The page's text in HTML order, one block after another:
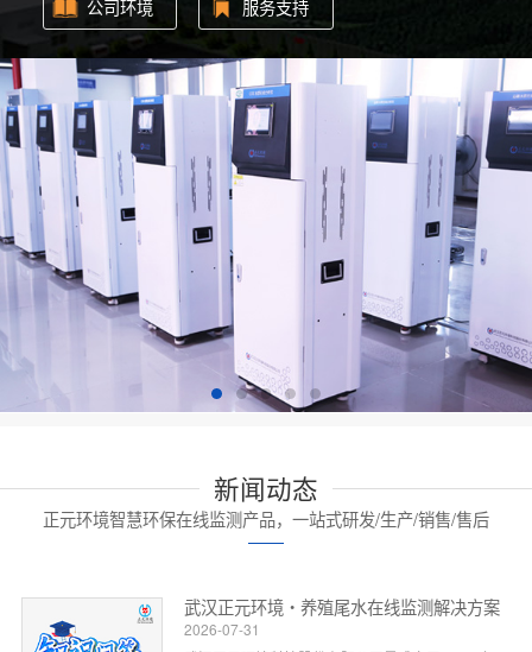
公司环境 服务支持
新闻动态
正元环境智慧环保在线监测产品，一站式研发/生产/销售/售后
武汉正元环境・养殖尾水在线监测解决方案
2026-07-31